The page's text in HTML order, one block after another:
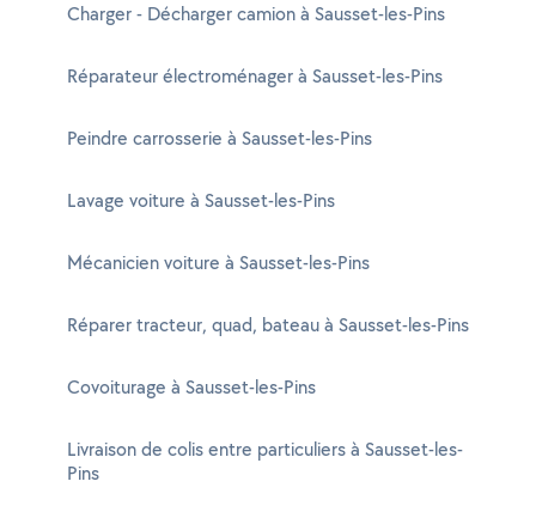
Charger - Décharger camion à Sausset-les-Pins
Réparateur électroménager à Sausset-les-Pins
Peindre carrosserie à Sausset-les-Pins
Lavage voiture à Sausset-les-Pins
Mécanicien voiture à Sausset-les-Pins
Réparer tracteur, quad, bateau à Sausset-les-Pins
Covoiturage à Sausset-les-Pins
Livraison de colis entre particuliers à Sausset-les-
Pins